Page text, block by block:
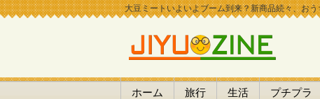
大豆ミートいよいよブーム到来？新商品続々、お
ホーム 旅行 生活 プチプラ